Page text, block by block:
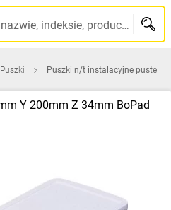
Szukaj po nazwie, indeksie, producencie, kodzie kreskowym...
Puszki Puszki n/t instalacyjne puste
Y 200mm Z 34mm BoPad